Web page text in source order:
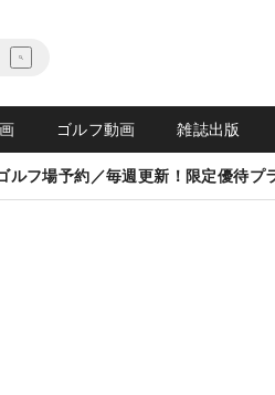
ゴルフ動画 雑誌出版
ルフ場予約／毎週更新！限定優待プ